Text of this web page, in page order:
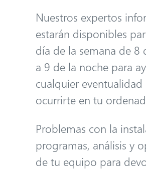
Nuestros expertos
estarán disponibles
día de la semana de 8
a 9 de la noche para
cualquier
ocurrirte en tu
Problemas con la
programas, análisis y
de tu equipo para